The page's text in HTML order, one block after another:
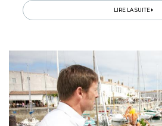
menu: gîtes de charme au milieu
«vins» au château, vacances
LIRE LA SUITE